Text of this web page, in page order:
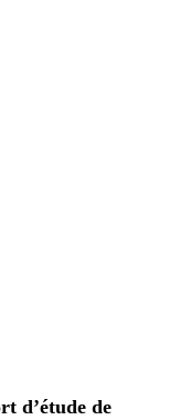
d’étude de